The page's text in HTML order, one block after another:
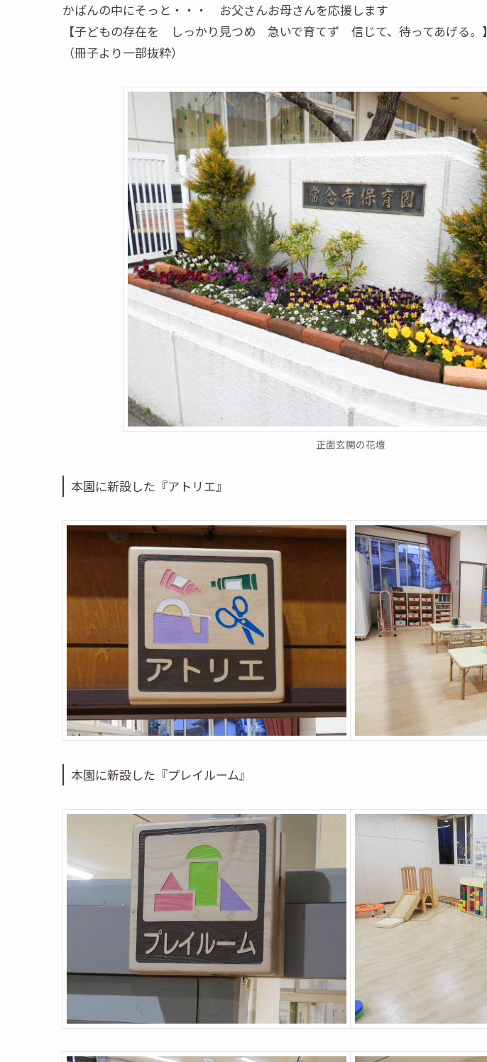
かばんの中にそっと・・・ お父さんお母さんを応援します
【子どもの存在を しっかり見つめ 急いで育てず 信じて、待ってあげる。】
（冊子より一部抜粋）
正面玄関の花壇
本園に新設した『アトリエ』
本園に新設した『プレイルーム』